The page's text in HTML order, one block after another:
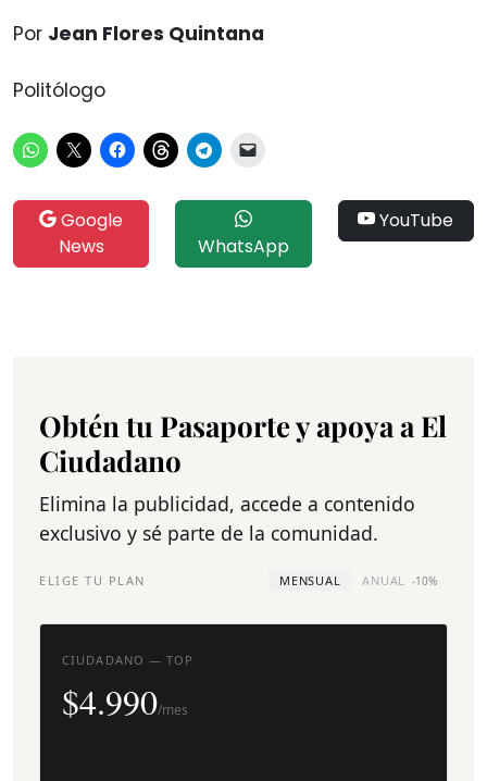
Por Jean Flores Quintana
Politólogo
Google
News
WhatsApp
YouTube
Obtén tu Pasaporte y apoya a El
Ciudadano
Elimina la publicidad, accede a contenido
exclusivo y sé parte de la comunidad.
ELIGE TU PLAN MENSUAL ANUAL -10%
CIUDADANO — TOP
$4.990/mes